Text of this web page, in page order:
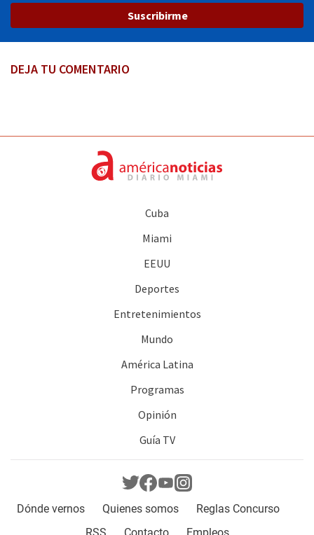
Suscribirme
DEJA TU COMENTARIO
Cuba
Miami
EEUU
Deportes
Entretenimientos
Mundo
América Latina
Programas
Opinión
Guía TV
Dónde vernos Quienes somos
Reglas Concurso
RSS
Contacto Empleos